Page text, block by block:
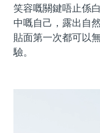
笑容嘅關鍵唔止係
中嘅自己，露出自
貼面第一次都可以
驗。